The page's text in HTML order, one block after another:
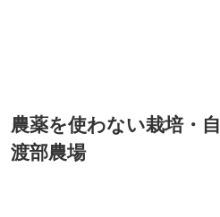
農薬を使わない栽培・
渡部農場